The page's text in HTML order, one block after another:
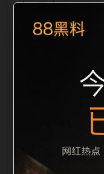
文、图片 alt、title
之间识别一致主题
程图片本地化、坏
description 长度过
面，应通过不同角
题或专题入口，降